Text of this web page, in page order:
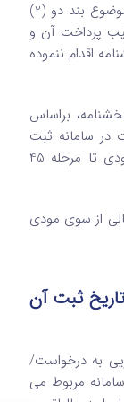
6-1- مودی دارای بدهی مالیاتی قطعی شده موضوع بند دو (2)
پرداخت آن و
هشت (8) این بخشنامه اقدام ننموده
بند پنج (5) این بخشنامه، براساس
در سامانه ثبت
نام قابل تایید نبوده و در نتیجه ثبت نام مودی تا مرحله 45
از سوی مودی
10 روز از تاریخ ثبت آن
به درخواست/
آن در سامانه مربوط می